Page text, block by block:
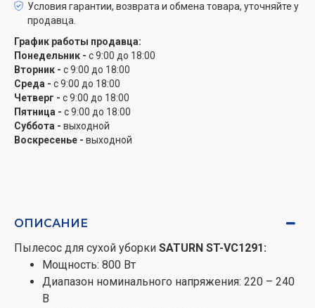
Условия гарантии, возврата и обмена товара, уточняйте у
продавца.
График работы продавца:
Понедельник - с 9:00 до 18:00
Вторник - с 9:00 до 18:00
Среда - с 9:00 до 18:00
Четверг - с 9:00 до 18:00
Пятница - с 9:00 до 18:00
Суббота - выходной
Воскресенье - выходной
ОПИСАНИЕ
Пылесос для сухой уборки SATURN ST-VC1291:
Мощность: 800 Вт
Диапазон номинального напряжения: 220 – 240
В